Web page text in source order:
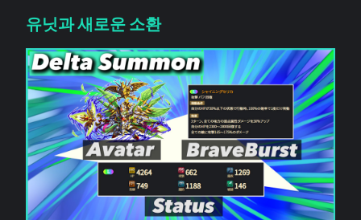
유닛과 새로운 소환